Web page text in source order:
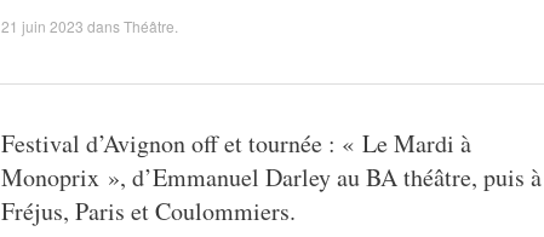
21 juin 2023 dansThéâtre
Festival d’Avignon off et tournée : « Le Mardi à
Monoprix », d’Emmanuel Darley au BA théâtre, puis à
Fréjus, Paris et Coulommiers.